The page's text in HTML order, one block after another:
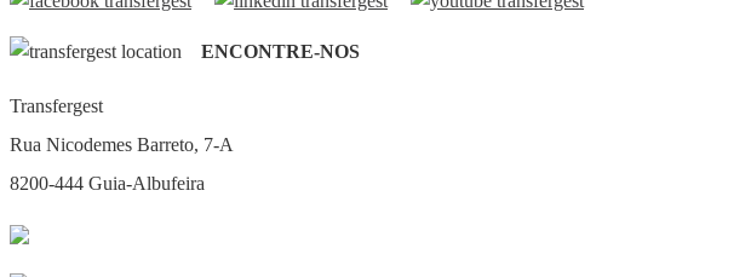
ENCONTRE-NOS
Transfergest
Rua Nicodemes Barreto, 7-A
8200-444 Guia-Albufeira